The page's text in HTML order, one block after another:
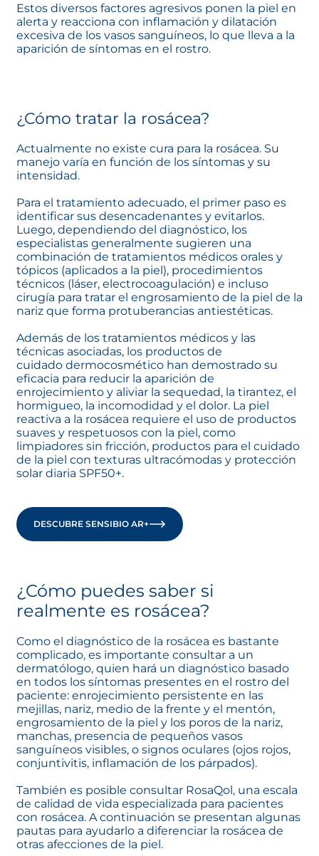
Estos diversos factores agresivos ponen la piel en
alerta y reacciona con inflamación y dilatación
excesiva de los vasos sanguíneos, lo que lleva a la
aparición de síntomas en el rostro.
¿Cómo tratar la rosácea?
Actualmente no existe cura para la rosácea. Su
manejo varía en función de los síntomas y su
intensidad.
Para el tratamiento adecuado, el primer paso es
identificar sus desencadenantes y evitarlos.
Luego, dependiendo del diagnóstico, los
especialistas generalmente sugieren una
combinación de tratamientos médicos orales y
tópicos (aplicados a la piel), procedimientos
técnicos (láser, electrocoagulación) e incluso
cirugía para tratar el engrosamiento de la piel de la
nariz que forma protuberancias antiestéticas.
Además de los tratamientos médicos y las
técnicas asociadas, los productos de
cuidado dermocosmético han demostrado su
eficacia para reducir la aparición de
enrojecimiento y aliviar la sequedad, la tirantez, el
hormigueo, la incomodidad y el dolor. La piel
reactiva a la rosácea requiere el uso de productos
suaves y respetuosos con la piel, como
limpiadores sin fricción, productos para el cuidado
de la piel con texturas ultracómodas y protección
solar diaria SPF50+.
DESCUBRE SENSIBIO AR+
¿Cómo puedes saber si
realmente es rosácea?
Como el diagnóstico de la rosácea es bastante
complicado, es importante consultar a un
dermatólogo, quien hará un diagnóstico basado
en todos los síntomas presentes en el rostro del
paciente: enrojecimiento persistente en las
mejillas, nariz, medio de la frente y el mentón,
engrosamiento de la piel y los poros de la nariz,
manchas, presencia de pequeños vasos
sanguíneos visibles, o signos oculares (ojos rojos,
conjuntivitis, inflamación de los párpados).
También es posible consultar RosaQol, una escala
de calidad de vida especializada para pacientes
con rosácea. A continuación se presentan algunas
pautas para ayudarlo a diferenciar la rosácea de
otras afecciones de la piel.